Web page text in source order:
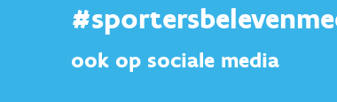
ook op sociale media